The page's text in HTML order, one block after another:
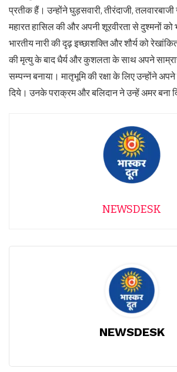
प्रतीक हैं। उन्होंने घुड़सवारी, तीरंदाजी,
महारत हासिल की और अपनी शूरवीरता से दुश्मनों
भारतीय नारी की दृढ़ इच्छाशक्ति और शौर्य को
की मृत्यु के बाद धैर्य और कुशलता के साथ अपने
सम्पन्न बनाया। मातृभूमि की रक्षा के लिए उन्होंने
दिये। उनके पराक्रम और बलिदान ने उन्हें अमर बना
NEWSDESK
NEWSDESK